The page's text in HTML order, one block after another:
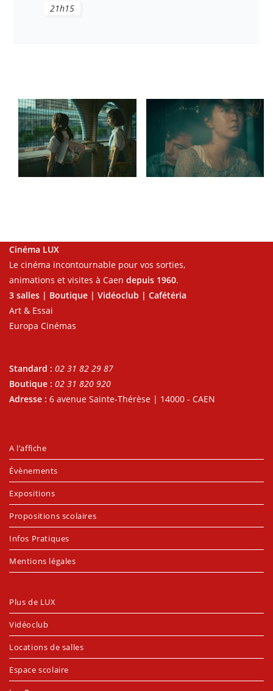
21h15
Cinéma LUX
Le cinéma incontournable pour vos sorties,
animations et visites à Caen depuis 1960.
3 salles | Boutique | Vidéoclub | Cafétéria
Art & Essai
Europa Cinémas
Standard : 02 31 82 29 87
Boutique : 02 31 820 920
Adresse : 6 avenue Sainte-Thérèse | 14000 - CAEN
A l’affiche
Évènements
Expositions
Propositions scolaires
Infos Pratiques
Mentions légales
Plus de LUX
Vidéoclub
Locations de salles
Espace scolaire